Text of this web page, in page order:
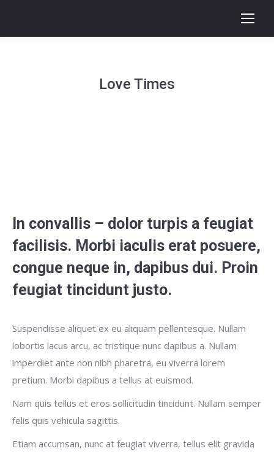
Love Times
In convallis – dolor turpis a feugiat
facilisis. Morbi iaculis erat posuere,
congue neque in, dapibus dui. Proin
feugiat tincidunt justo.
Suspendisse aliquet ex eu aliquam pellentesque. Nullam
lobortis lacus arcu, ac tristique nunc dapibus a. Nullam
imperdiet ante non nibh pharetra, eu viverra lorem
pretium. Morbi dapibus a tellus at euismod.
Nam quis tellus et eros sollicitudin tincidunt. Nullam semper
felis quis vehicula sagittis.
Etiam accumsan, nunc at feugiat viverra, tellus elit gravida